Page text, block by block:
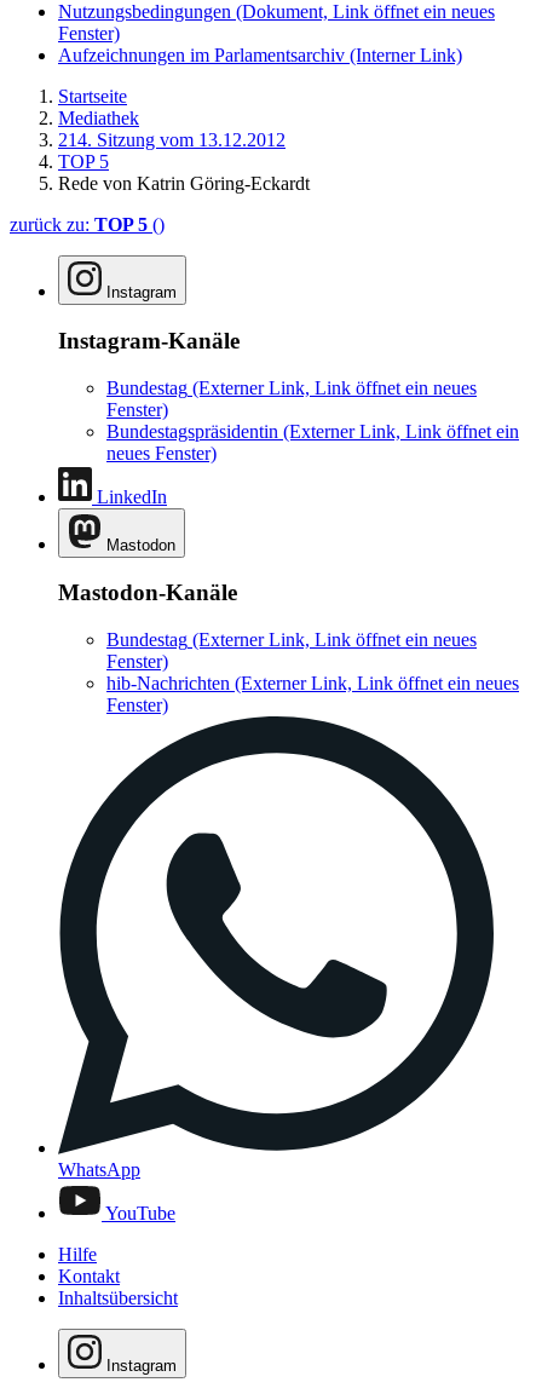
Nutzungsbedingungen (Dokument, Link öffnet ein neues
Fenster)
Aufzeichnungen im Parlamentsarchiv (Interner Link)
Startseite
Mediathek
214. Sitzung vom 13.12.2012
TOP 5
Rede von Katrin Göring-Eckardt
zurück zu: TOP 5 ()
Instagram
Instagram-Kanäle
Bundestag (Externer Link, Link öffnet ein neues
Fenster)
Bundestagspräsidentin (Externer Link, Link öffnet ein
neues Fenster)
LinkedIn
Mastodon
Mastodon-Kanäle
Bundestag (Externer Link, Link öffnet ein neues
Fenster)
hib-Nachrichten (Externer Link, Link öffnet ein neues
Fenster)
WhatsApp
YouTube
Hilfe
Kontakt
Inhaltsübersicht
Instagram